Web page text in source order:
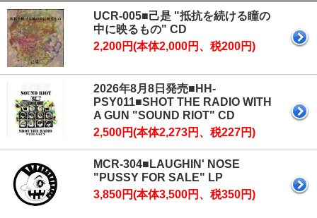
UCR-005■己是 "抵抗を続ける瞳の
中に映るもの" CD
2,200円(本体2,000円、税200円)
2026年8月8日発売■HH-
PSY011■SHOT THE RADIO WITH
A GUN "SOUND RIOT" CD
2,500円(本体2,273円、税227円)
MCR-304■LAUGHIN' NOSE
"PUSSY FOR SALE" LP
3,850円(本体3,500円、税350円)